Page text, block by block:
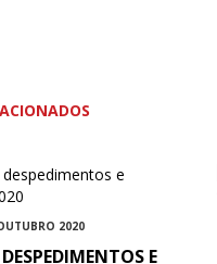
2020
E